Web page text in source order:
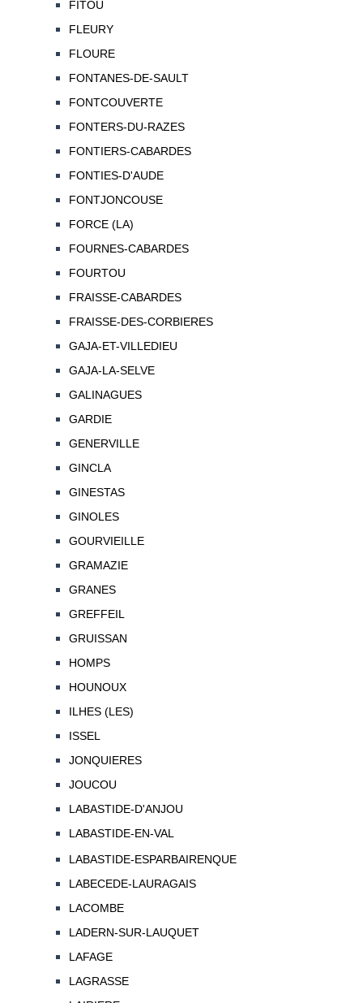
FITOU
FLEURY
FLOURE
FONTANES-DE-SAULT
FONTCOUVERTE
FONTERS-DU-RAZES
FONTIERS-CABARDES
FONTIES-D'AUDE
FONTJONCOUSE
FORCE (LA)
FOURNES-CABARDES
FOURTOU
FRAISSE-CABARDES
FRAISSE-DES-CORBIERES
GAJA-ET-VILLEDIEU
GAJA-LA-SELVE
GALINAGUES
GARDIE
GENERVILLE
GINCLA
GINESTAS
GINOLES
GOURVIEILLE
GRAMAZIE
GRANES
GREFFEIL
GRUISSAN
HOMPS
HOUNOUX
ILHES (LES)
ISSEL
JONQUIERES
JOUCOU
LABASTIDE-D'ANJOU
LABASTIDE-EN-VAL
LABASTIDE-ESPARBAIRENQUE
LABECEDE-LAURAGAIS
LACOMBE
LADERN-SUR-LAUQUET
LAFAGE
LAGRASSE